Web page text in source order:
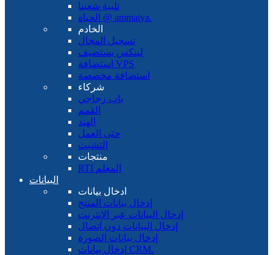
تلبية شعبنا
الحياة @ ammaiya.
الخادم
تسجيل المجال
لينكس يستضيف
استضافة VPS
استضافة مخصصة
شركاء
باب زجاجي
القمم
الهند
حتى العمل
التشبث
منتجات
RTI المعلم
البيانات
ادخال بيانات
إدخال بيانات المنتج
إدخال البيانات عبر الإنترنت
إدخال البيانات دون اتصال
إدخال بيانات الصورة
إدخال بيانات CRM.